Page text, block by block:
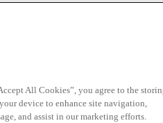
BV
0800-9776633
+31308885819
All Cookies”, you agree to the
device to enhance site navigation,
and assist in our marketing efforts.